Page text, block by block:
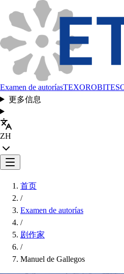
Examen de autoríasTEXORO
更多信息
ZH
首页
/
Examen de autorías
/
剧作家
/
Manuel de Gallegos